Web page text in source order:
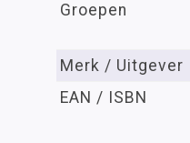
Groepen
Merk / Uitgever
EAN / ISBN